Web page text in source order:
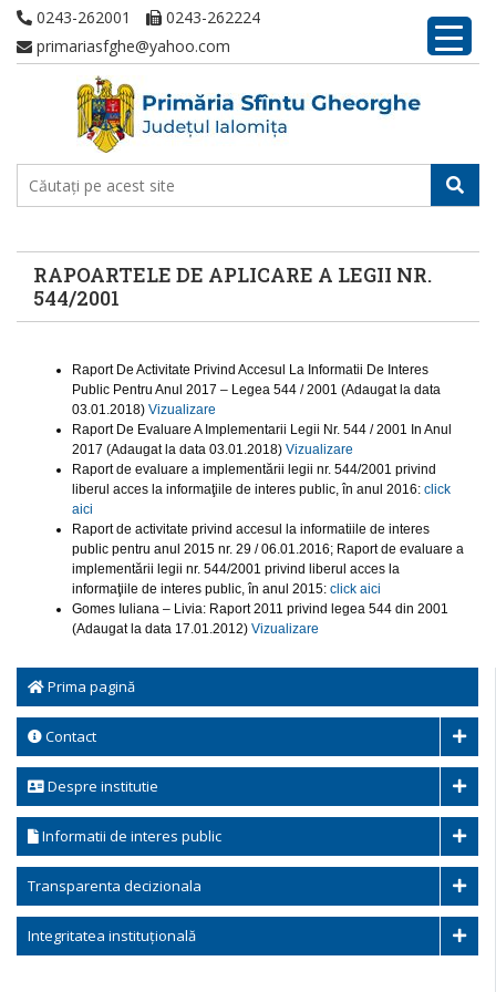
0243-262001
0243-262224
primariasfghe@yahoo.com
RAPOARTELE DE APLICARE A LEGII NR.
544/2001
Prima pagină
Contact
Despre institutie
Informatii de interes public
Transparenta decizionala
Integritatea instituțională
Raport De Activitate Privind Accesul La Informatii De Interes
Public Pentru Anul 2017 – Legea 544 / 2001 (Adaugat la data
03.01.2018) Vizualizare
Raport De Evaluare A Implementarii Legii Nr. 544 / 2001 In Anul
2017 (Adaugat la data 03.01.2018) Vizualizare
Raport de evaluare a implementării legii nr. 544/2001 privind
liberul acces la informaţiile de interes public, în anul 2016: click
aici
Raport de activitate privind accesul la informatiile de interes
public pentru anul 2015 nr. 29 / 06.01.2016; Raport de evaluare a
implementării legii nr. 544/2001 privind liberul acces la
informaţiile de interes public, în anul 2015: click aici
Gomes Iuliana – Livia: Raport 2011 privind legea 544 din 2001
(Adaugat la data 17.01.2012) Vizualizare